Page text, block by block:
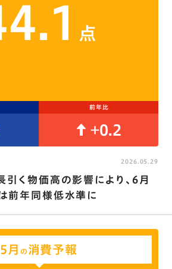
点
前年比
+0.2
引く物価高の影響により、6月
前年同様低水準に
2026.05.29
5月 の消費予報